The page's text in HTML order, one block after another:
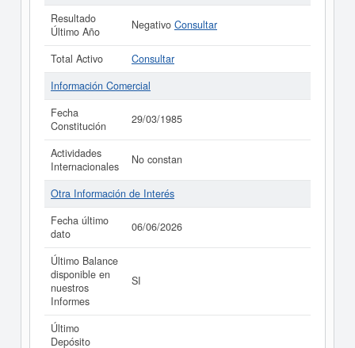
Resultado
Último Año
Negativo Consultar
Total Activo
Consultar
Información Comercial
Fecha
Constitución
29/03/1985
Actividades
Internacionales
No constan
Otra Información de Interés
Fecha último
dato
06/06/2026
Último Balance
disponible en
nuestros
Informes
SI
Último
Depósito